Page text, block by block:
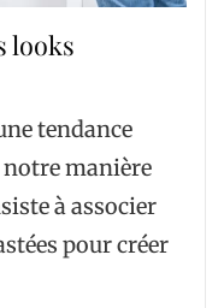
looks
tendance
manière
à associer
pour créer